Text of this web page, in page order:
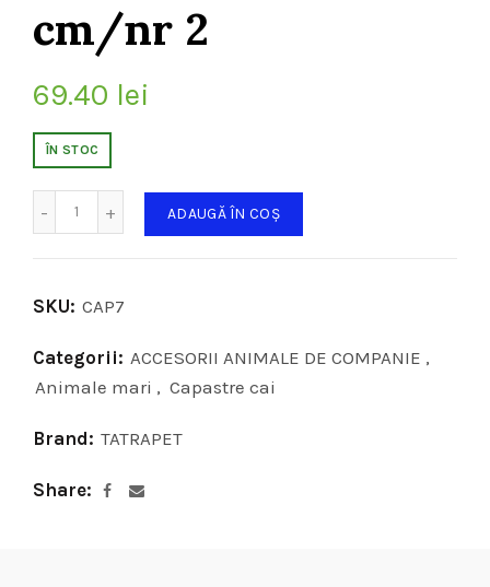
cm/nr 2
69.40 lei
ÎN STOC
ADAUGĂ ÎN COȘ
SKU: CAP7
Categorii: ACCESORII ANIMALE DE COMPANIE ,
Animale mari , Capastre cai
Brand: TATRAPET
Share